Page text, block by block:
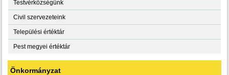
Testvérközségünk
Civil szervezeteink
Települési értéktár
Pest megyei értéktár
Önkormányzat